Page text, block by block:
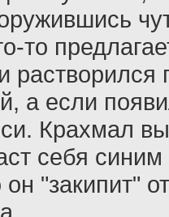
то
растворился
а если
Крахмал
себя
"закипит"